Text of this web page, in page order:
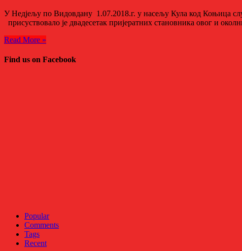
У Недјељу по Видовдану 1.07.2018.г. у насељу Кула код Коњица
присуствовало је двадесетак пријератних становника овог и
Read More »
Find us on Facebook
Popular
Comments
Tags
Recent